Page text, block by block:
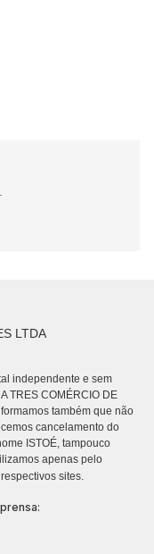
LTDA
independente e sem
TRES COMÉRCIO DE
também que não
cancelamento do
ISTOÉ, tampouco
apenas pelo
respectivos sites.